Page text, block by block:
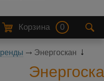
Корзина 0
Энергоскан